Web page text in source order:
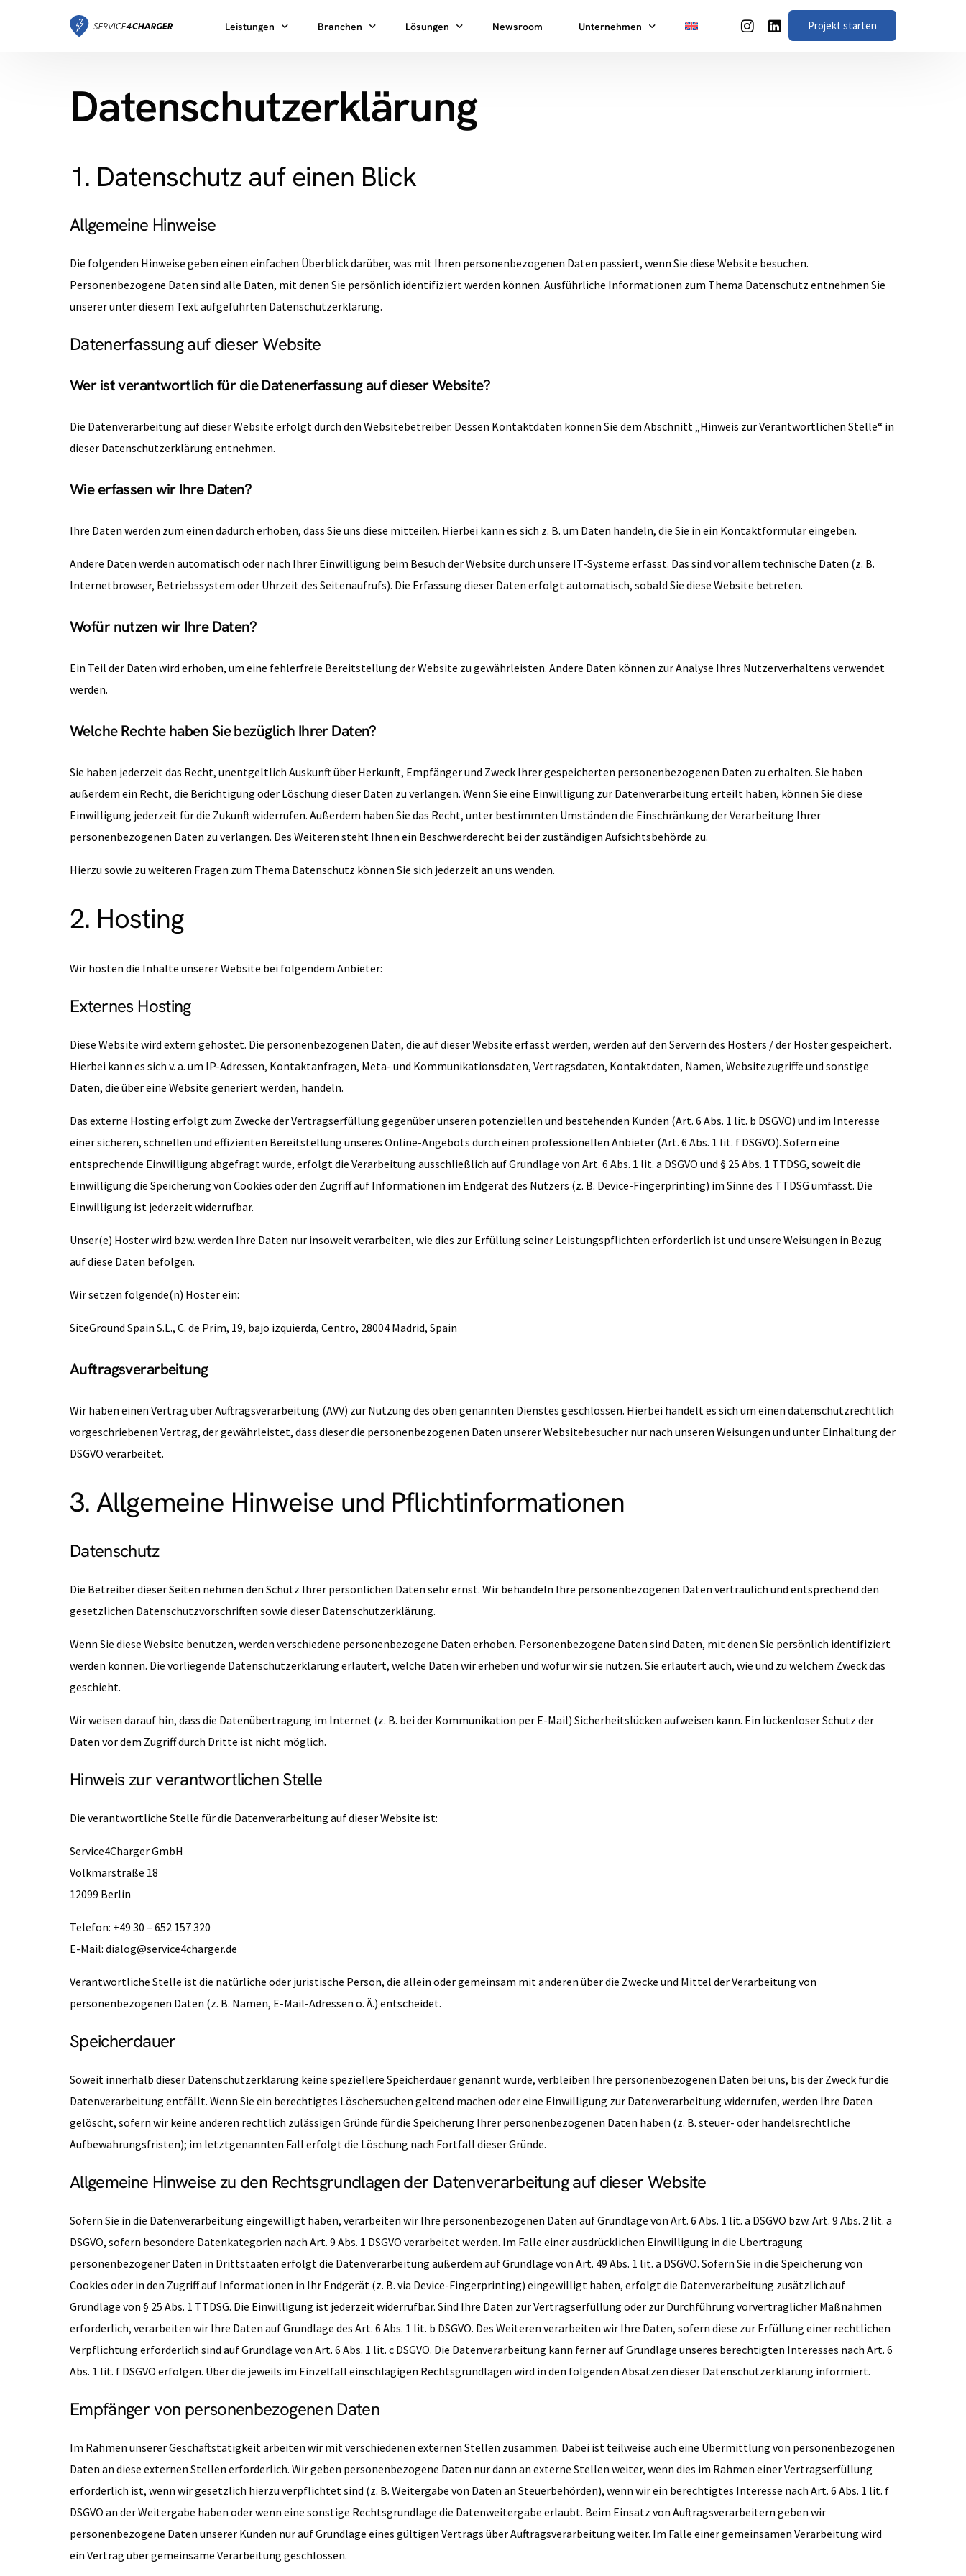
Leistungen
Hardware
Beratung
Betrieb & Abrechnung
Branchen
HPC-Ladeparks
AC-Ladeparks
Energieversorger
Lösungen
Reliability as a Service
ChargePark Pro
Newsroom Unternehmen Projekt starten
Datenschutzerklärung
1. Datenschutz auf einen Blick
Allgemeine Hinweise
Die folgenden Hinweise geben einen einfachen Überblick darüber, was mit Ihren personenbezogenen Daten passiert, wenn Sie diese Website besuchen.
Personenbezogene Daten sind alle Daten, mit denen Sie persönlich identifiziert werden können. Ausführliche Informationen zum Thema Datenschutz entnehmen Sie
unserer unter diesem Text aufgeführten Datenschutzerklärung.
Datenerfassung auf dieser Website
Wer ist verantwortlich für die Datenerfassung auf dieser Website?
Die Datenverarbeitung auf dieser Website erfolgt durch den Websitebetreiber. Dessen Kontaktdaten können Sie dem Abschnitt „Hinweis zur Verantwortlichen Stelle“ in
dieser Datenschutzerklärung entnehmen.
Wie erfassen wir Ihre Daten?
Ihre Daten werden zum einen dadurch erhoben, dass Sie uns diese mitteilen. Hierbei kann es sich z. B. um Daten handeln, die Sie in ein Kontaktformular eingeben.
Andere Daten werden automatisch oder nach Ihrer Einwilligung beim Besuch der Website durch unsere IT-Systeme erfasst. Das sind vor allem technische Daten (z. B.
Internetbrowser, Betriebssystem oder Uhrzeit des Seitenaufrufs). Die Erfassung dieser Daten erfolgt automatisch, sobald Sie diese Website betreten.
Wofür nutzen wir Ihre Daten?
Ein Teil der Daten wird erhoben, um eine fehlerfreie Bereitstellung der Website zu gewährleisten. Andere Daten können zur Analyse Ihres Nutzerverhaltens verwendet
werden.
Welche Rechte haben Sie bezüglich Ihrer Daten?
Sie haben jederzeit das Recht, unentgeltlich Auskunft über Herkunft, Empfänger und Zweck Ihrer gespeicherten personenbezogenen Daten zu erhalten. Sie haben
außerdem ein Recht, die Berichtigung oder Löschung dieser Daten zu verlangen. Wenn Sie eine Einwilligung zur Datenverarbeitung erteilt haben, können Sie diese
Einwilligung jederzeit für die Zukunft widerrufen. Außerdem haben Sie das Recht, unter bestimmten Umständen die Einschränkung der Verarbeitung Ihrer
personenbezogenen Daten zu verlangen. Des Weiteren steht Ihnen ein Beschwerderecht bei der zuständigen Aufsichtsbehörde zu.
Hierzu sowie zu weiteren Fragen zum Thema Datenschutz können Sie sich jederzeit an uns wenden.
2. Hosting
Wir hosten die Inhalte unserer Website bei folgendem Anbieter:
Externes Hosting
Diese Website wird extern gehostet. Die personenbezogenen Daten, die auf dieser Website erfasst werden, werden auf den Servern des Hosters / der Hoster gespeichert.
Hierbei kann es sich v. a. um IP-Adressen, Kontaktanfragen, Meta- und Kommunikationsdaten, Vertragsdaten, Kontaktdaten, Namen, Websitezugriffe und sonstige
Daten, die über eine Website generiert werden, handeln.
Das externe Hosting erfolgt zum Zwecke der Vertragserfüllung gegenüber unseren potenziellen und bestehenden Kunden (Art. 6 Abs. 1 lit. b DSGVO) und im Interesse
einer sicheren, schnellen und effizienten Bereitstellung unseres Online-Angebots durch einen professionellen Anbieter (Art. 6 Abs. 1 lit. f DSGVO). Sofern eine
entsprechende Einwilligung abgefragt wurde, erfolgt die Verarbeitung ausschließlich auf Grundlage von Art. 6 Abs. 1 lit. a DSGVO und § 25 Abs. 1 TTDSG, soweit die
Einwilligung die Speicherung von Cookies oder den Zugriff auf Informationen im Endgerät des Nutzers (z. B. Device-Fingerprinting) im Sinne des TTDSG umfasst. Die
Einwilligung ist jederzeit widerrufbar.
Unser(e) Hoster wird bzw. werden Ihre Daten nur insoweit verarbeiten, wie dies zur Erfüllung seiner Leistungspflichten erforderlich ist und unsere Weisungen in Bezug
auf diese Daten befolgen.
Wir setzen folgende(n) Hoster ein:
SiteGround Spain S.L., C. de Prim, 19, bajo izquierda, Centro, 28004 Madrid, Spain
Auftragsverarbeitung
Wir haben einen Vertrag über Auftragsverarbeitung (AVV) zur Nutzung des oben genannten Dienstes geschlossen. Hierbei handelt es sich um einen datenschutzrechtlich
vorgeschriebenen Vertrag, der gewährleistet, dass dieser die personenbezogenen Daten unserer Websitebesucher nur nach unseren Weisungen und unter Einhaltung der
DSGVO verarbeitet.
3. Allgemeine Hinweise und Pflicht­informationen
Datenschutz
Die Betreiber dieser Seiten nehmen den Schutz Ihrer persönlichen Daten sehr ernst. Wir behandeln Ihre personenbezogenen Daten vertraulich und entsprechend den
gesetzlichen Datenschutzvorschriften sowie dieser Datenschutzerklärung.
Wenn Sie diese Website benutzen, werden verschiedene personenbezogene Daten erhoben. Personenbezogene Daten sind Daten, mit denen Sie persönlich identifiziert
werden können. Die vorliegende Datenschutzerklärung erläutert, welche Daten wir erheben und wofür wir sie nutzen. Sie erläutert auch, wie und zu welchem Zweck das
geschieht.
Wir weisen darauf hin, dass die Datenübertragung im Internet (z. B. bei der Kommunikation per E-Mail) Sicherheitslücken aufweisen kann. Ein lückenloser Schutz der
Daten vor dem Zugriff durch Dritte ist nicht möglich.
Hinweis zur verantwortlichen Stelle
Die verantwortliche Stelle für die Datenverarbeitung auf dieser Website ist:
Service4Charger GmbH
Volkmarstraße 18
12099 Berlin
Telefon: +49 30 – 652 157 320
E-Mail: dialog@service4charger.de
Verantwortliche Stelle ist die natürliche oder juristische Person, die allein oder gemeinsam mit anderen über die Zwecke und Mittel der Verarbeitung von
personenbezogenen Daten (z. B. Namen, E-Mail-Adressen o. Ä.) entscheidet.
Speicherdauer
Soweit innerhalb dieser Datenschutzerklärung keine speziellere Speicherdauer genannt wurde, verbleiben Ihre personenbezogenen Daten bei uns, bis der Zweck für die
Datenverarbeitung entfällt. Wenn Sie ein berechtigtes Löschersuchen geltend machen oder eine Einwilligung zur Datenverarbeitung widerrufen, werden Ihre Daten
gelöscht, sofern wir keine anderen rechtlich zulässigen Gründe für die Speicherung Ihrer personenbezogenen Daten haben (z. B. steuer- oder handelsrechtliche
Aufbewahrungsfristen); im letztgenannten Fall erfolgt die Löschung nach Fortfall dieser Gründe.
Allgemeine Hinweise zu den Rechtsgrundlagen der Datenverarbeitung auf dieser Website
Sofern Sie in die Datenverarbeitung eingewilligt haben, verarbeiten wir Ihre personenbezogenen Daten auf Grundlage von Art. 6 Abs. 1 lit. a DSGVO bzw. Art. 9 Abs. 2 lit. a
DSGVO, sofern besondere Datenkategorien nach Art. 9 Abs. 1 DSGVO verarbeitet werden. Im Falle einer ausdrücklichen Einwilligung in die Übertragung
personenbezogener Daten in Drittstaaten erfolgt die Datenverarbeitung außerdem auf Grundlage von Art. 49 Abs. 1 lit. a DSGVO. Sofern Sie in die Speicherung von
Cookies oder in den Zugriff auf Informationen in Ihr Endgerät (z. B. via Device-Fingerprinting) eingewilligt haben, erfolgt die Datenverarbeitung zusätzlich auf
Grundlage von § 25 Abs. 1 TTDSG. Die Einwilligung ist jederzeit widerrufbar. Sind Ihre Daten zur Vertragserfüllung oder zur Durchführung vorvertraglicher Maßnahmen
erforderlich, verarbeiten wir Ihre Daten auf Grundlage des Art. 6 Abs. 1 lit. b DSGVO. Des Weiteren verarbeiten wir Ihre Daten, sofern diese zur Erfüllung einer rechtlichen
Verpflichtung erforderlich sind auf Grundlage von Art. 6 Abs. 1 lit. c DSGVO. Die Datenverarbeitung kann ferner auf Grundlage unseres berechtigten Interesses nach Art. 6
Abs. 1 lit. f DSGVO erfolgen. Über die jeweils im Einzelfall einschlägigen Rechtsgrundlagen wird in den folgenden Absätzen dieser Datenschutzerklärung informiert.
Empfänger von personenbezogenen Daten
Im Rahmen unserer Geschäftstätigkeit arbeiten wir mit verschiedenen externen Stellen zusammen. Dabei ist teilweise auch eine Übermittlung von personenbezogenen
Daten an diese externen Stellen erforderlich. Wir geben personenbezogene Daten nur dann an externe Stellen weiter, wenn dies im Rahmen einer Vertragserfüllung
erforderlich ist, wenn wir gesetzlich hierzu verpflichtet sind (z. B. Weitergabe von Daten an Steuerbehörden), wenn wir ein berechtigtes Interesse nach Art. 6 Abs. 1 lit. f
DSGVO an der Weitergabe haben oder wenn eine sonstige Rechtsgrundlage die Datenweitergabe erlaubt. Beim Einsatz von Auftragsverarbeitern geben wir
personenbezogene Daten unserer Kunden nur auf Grundlage eines gültigen Vertrags über Auftragsverarbeitung weiter. Im Falle einer gemeinsamen Verarbeitung wird
ein Vertrag über gemeinsame Verarbeitung geschlossen.